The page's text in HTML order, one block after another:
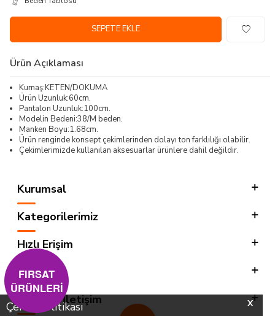
X
Çerez Politikası
SEPETE EKLE
Ürün Açıklaması
Kumaş:KETEN/DOKUMA
Ürün Uzunluk:60cm.
Pantalon Uzunluk:100cm.
Modelin Bedeni:38/M beden.
Manken Boyu:1.68cm.
Ürün renginde konsept çekimlerinden dolayı ton farklılığı olabilir.
Çekimlerimizde kullanılan aksesuarlar ürünlere dahil değildir.
Kurumsal
Kategorilerimiz
Hızlı Erişim
Sosyal
Adres & İletişim
FIRSAT
ÜRÜNLERİ